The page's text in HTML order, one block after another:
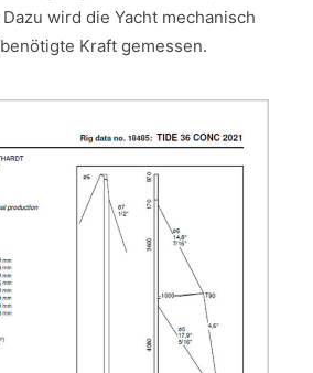
wird die Yacht mechanisch
Kraft gemessen.